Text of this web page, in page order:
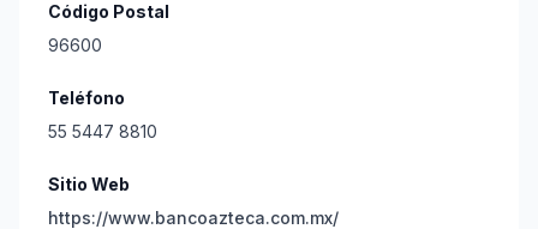
Código Postal
96600
Teléfono
55 5447 8810
Sitio Web
https://www.bancoazteca.com.mx/